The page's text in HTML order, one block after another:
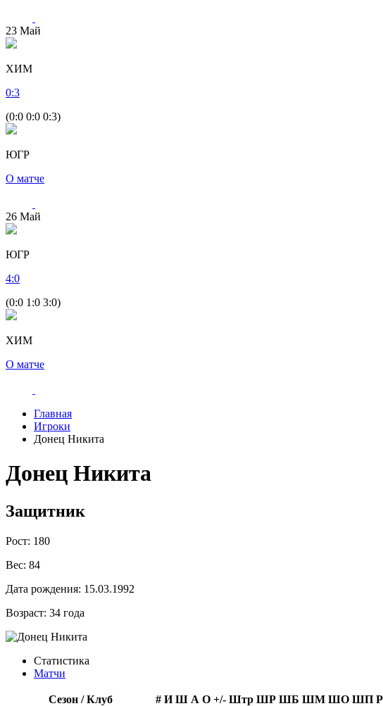
23 Май
ХИМ
0:3
(0:0 0:0 0:3)
ЮГР
О матче
26 Май
ЮГР
4:0
(0:0 1:0 3:0)
ХИМ
О матче
Главная
Игроки
Донец Никита
Донец Никита
Защитник
Рост: 180
Вес: 84
Дата рождения: 15.03.1992
Возраст: 34 года
Статистика
Матчи
Сезон / Клуб # И Ш А О +/- Штр ШР ШБ ШМ ШО ШП